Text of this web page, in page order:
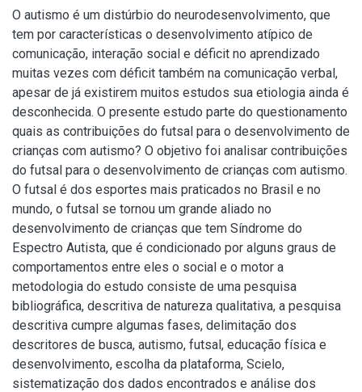
O autismo é um distúrbio do neurodesenvolvimento, que
tem por características o desenvolvimento atípico de
comunicação, interação social e déficit no aprendizado
muitas vezes com déficit também na comunicação verbal,
apesar de já existirem muitos estudos sua etiologia ainda é
desconhecida. O presente estudo parte do questionamento
quais as contribuições do futsal para o desenvolvimento de
crianças com autismo? O objetivo foi analisar contribuições
do futsal para o desenvolvimento de crianças com autismo.
O futsal é dos esportes mais praticados no Brasil e no
mundo, o futsal se tornou um grande aliado no
desenvolvimento de crianças que tem Síndrome do
Espectro Autista, que é condicionado por alguns graus de
comportamentos entre eles o social e o motor a
metodologia do estudo consiste de uma pesquisa
bibliográfica, descritiva de natureza qualitativa, a pesquisa
descritiva cumpre algumas fases, delimitação dos
descritores de busca, autismo, futsal, educação física e
desenvolvimento, escolha da plataforma, Scielo,
sistematização dos dados encontrados e análise dos